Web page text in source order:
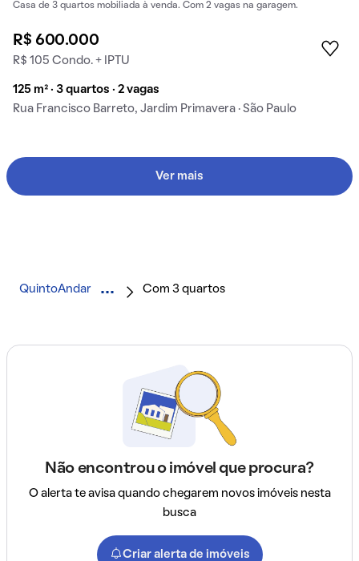
Casa de 3 quartos mobiliada à venda. Com 2 vagas na garagem.
R$ 600.000
R$ 105 Condo. + IPTU
125 m² · 3 quartos · 2 vagas
Rua Francisco Barreto, Jardim Primavera · São Paulo
Ver mais
QuintoAndar Com 3 quartos
Não encontrou o imóvel que procura?
O alerta te avisa quando chegarem novos imóveis nesta
busca
Criar alerta de imóveis